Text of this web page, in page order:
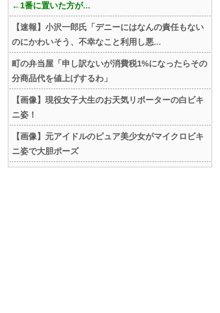
←1番に置いた方が...
【速報】小沢一郎氏「デニーにはなんの責任もない
のにかわいそう、不幸なこと利用し悪...
町の弁当屋「申し訳ないが消費税1%になったらその
分商品代を値上げするわ」
【画像】現役女子大生のお天気リポーターの白ビキ
ニ姿！
【画像】元アイドルのピュア美少女がマイクロビキ
ニ姿で大胆ポーズ